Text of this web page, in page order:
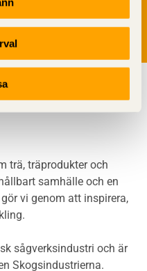
trä, träprodukter och
samhälle och en
vi genom att inspirera,
sågverksindustri och är
Skogsindustrierna.